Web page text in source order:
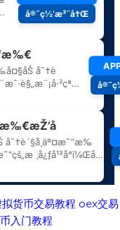
拟货币交易教程 oex交易
入门教程